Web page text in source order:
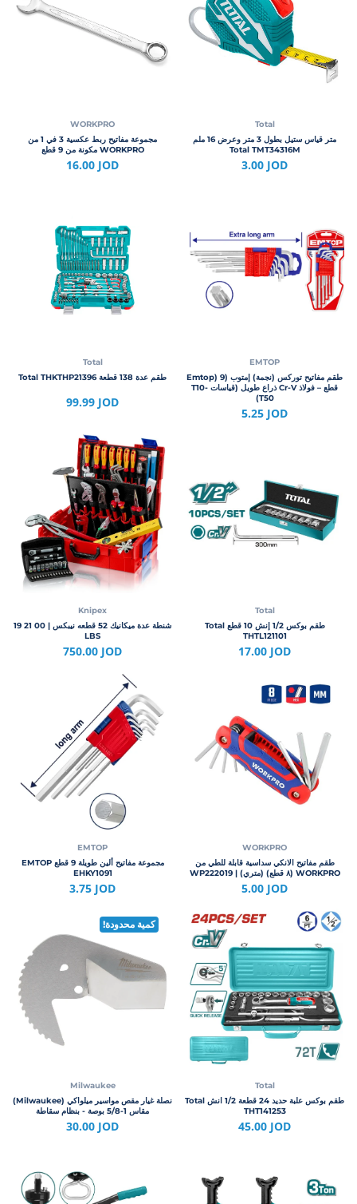
Total
متر قياس ستيل بطول 3 متر وعرض 16 ملم
Total TMT34316M
3.00 JOD
WORKPRO
مجموعة مفاتيح ربط عكسية 3 في 1 من
WORKPRO مكونة من 9 قطع
16.00 JOD
EMTOP
طقم مفاتيح توركس (نجمة) إمتوب (Emtop) 9
قطع – فولاذ Cr-V ذراع طويل (قياسات T10-
T50)
5.25 JOD
Total
طقم عدة 138 قطعة Total THKTHP21396
99.99 JOD
Total
طقم بوكس 1/2 إنش 10 قطع Total
THTL121101
17.00 JOD
Knipex
شنطة عدة ميكانيك 52 قطعه نيبكس | 00 21 19
LBS
750.00 JOD
WORKPRO
طقم مفاتيح الانكي سداسية قابلة للطي من
WORKPRO (٨ قطع) (متري) | WP222019
5.00 JOD
EMTOP
مجموعة مفاتيح ألين طويلة 9 قطع EMTOP
EHKY1091
3.75 JOD
Total
طقم بوكس علبة حديد 24 قطعة 1/2 انش Total
THT141253
45.00 JOD
كمية محدودة!
Milwaukee
نصلة غيار مقص مواسير ميلواكي (Milwaukee)
مقاس 1-5/8 بوصة - بنظام سقاطة
30.00 JOD